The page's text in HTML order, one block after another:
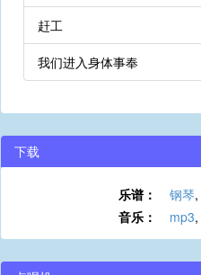
赶工
我们进入身体事奉
下载
乐谱： 钢琴,
音乐：
mp3,